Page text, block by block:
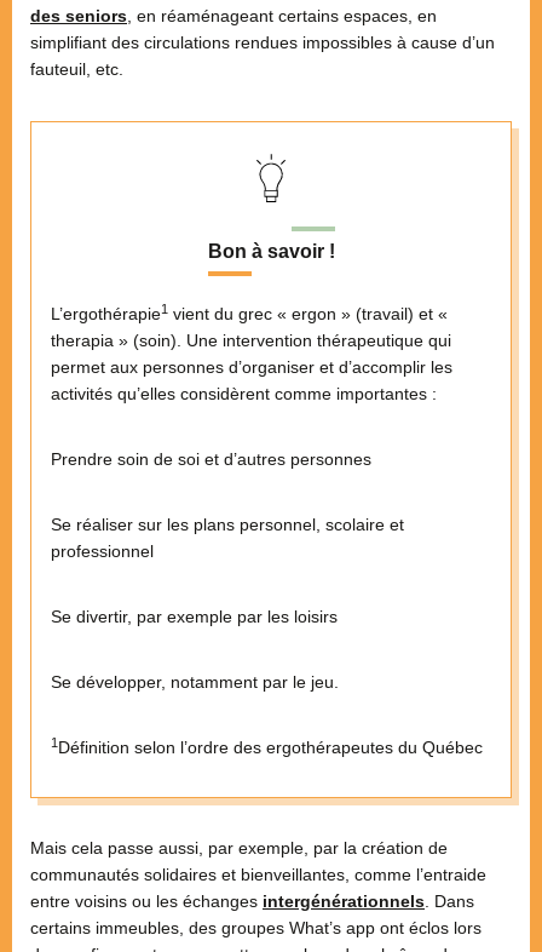
des seniors , en réaménageant certains espaces, en
simplifiant des circulations rendues impossibles à cause d’un
fauteuil, etc.
Bon à savoir !
L’ergothérapie1 vient du grec « ergon » (travail) et «
therapia » (soin). Une intervention thérapeutique qui
permet aux personnes d’organiser et d’accomplir les
activités qu’elles considèrent comme importantes :
Prendre soin de soi et d’autres personnes
Se réaliser sur les plans personnel, scolaire et
professionnel
Se divertir, par exemple par les loisirs
Se développer, notamment par le jeu.
1 Définition selon l’ordre des ergothérapeutes du Québec
Mais cela passe aussi, par exemple, par la création de
communautés solidaires et bienveillantes, comme l’entraide
entre voisins ou les échanges intergénérationnels . Dans
certains immeubles, des groupes What’s app ont éclos lors